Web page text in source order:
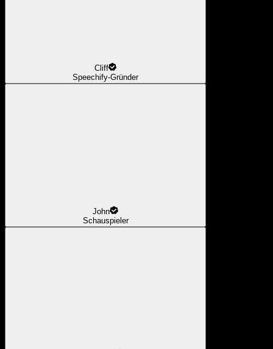
Cliff
Speechify-Gründer
John
Schauspieler